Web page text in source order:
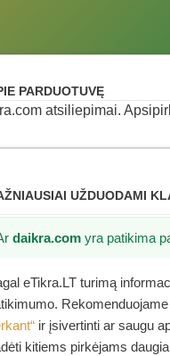
PARDUOTUVĘ
atsiliepimai.
UŽDUODAMI
daikra.com yra patikima
eTikra.LT turimą
ir įsivertinti ar saugu
kitiems pirkėjams